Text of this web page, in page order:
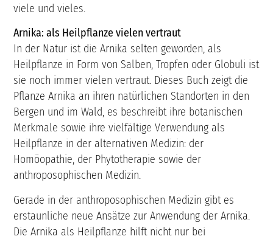
viele und vieles.
Arnika: als Heilpflanze vielen vertraut
In der Natur ist die Arnika selten geworden, als
Heilpflanze in Form von Salben, Tropfen oder Globuli ist
sie noch immer vielen vertraut. Dieses Buch zeigt die
Pflanze Arnika an ihren natürlichen Standorten in den
Bergen und im Wald, es beschreibt ihre botanischen
Merkmale sowie ihre vielfältige Verwendung als
Heilpflanze in der alternativen Medizin: der
Homöopathie, der Phytotherapie sowie der
anthroposophischen Medizin.
Gerade in der anthroposophischen Medizin gibt es
erstaunliche neue Ansätze zur Anwendung der Arnika.
Die Arnika als Heilpflanze hilft nicht nur bei